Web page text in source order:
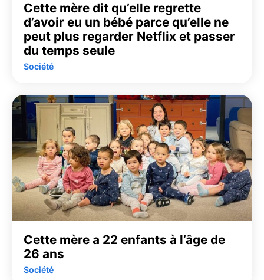
Cette mère dit qu’elle regrette
d’avoir eu un bébé parce qu’elle ne
peut plus regarder Netflix et passer
du temps seule
Société
Cette mère a 22 enfants à l’âge de
26 ans
Société